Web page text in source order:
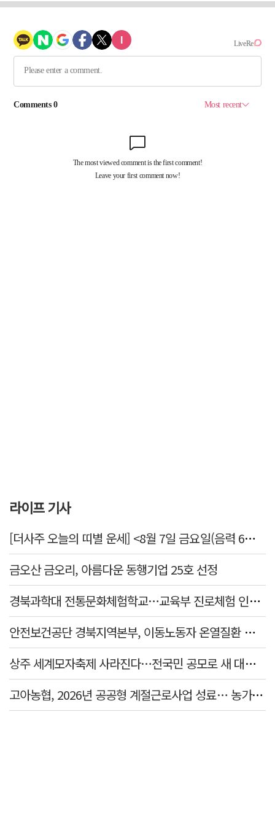
라이프 기사
[더사주 오늘의 띠별 운세] <8월 7일 금요일(음력 6월25일)>
금오산 금오리, 아름다운 동행기업 25호 선정
경북과학대 전통문화체험학교…교육부 진로체험 인증기관 선정
안전보건공단 경북지역본부, 이동노동자 온열질환 예방 캠페인
상주 세계모자축제 사라진다…전국민 공모로 새 대표축제 발굴 나서
고아농협, 2026년 공공형 계절근로사업 성료… 농가 일손 부족 해소 '효자'